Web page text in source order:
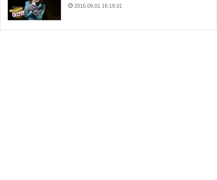
2016.09.01 16:19:31